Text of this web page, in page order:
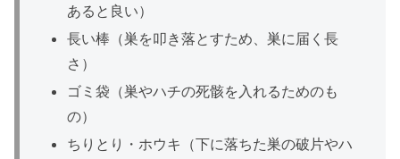
あると良い）
長い棒（巣を叩き落とすため、巣に届く長
さ）
ゴミ袋（巣やハチの死骸を入れるためのも
の）
ちりとり・ホウキ（下に落ちた巣の破片やハ